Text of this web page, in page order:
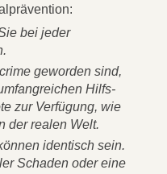
bei jeder
geworden sind,
Hilfs-
zur Verfügung, wie
der realen Welt.
identisch sein.
Schaden oder eine